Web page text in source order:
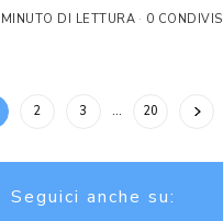
DI LETTURA 0
2 3 … 20
Seguici anche su: